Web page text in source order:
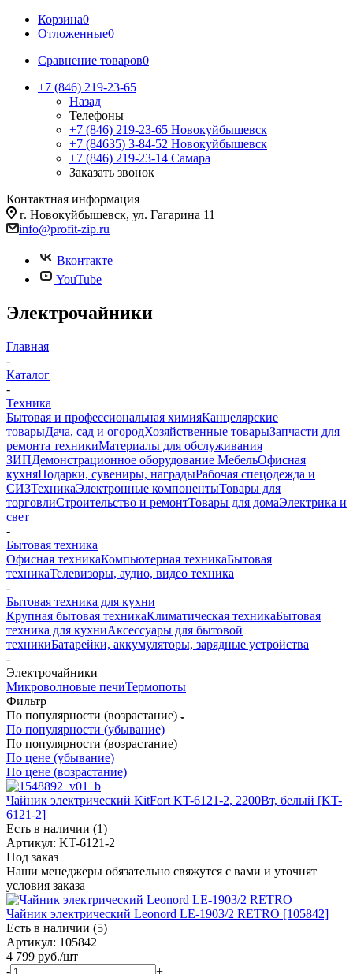
Корзина0
Отложенные0
Сравнение товаров0
+7 (846) 219-23-65
Назад
Телефоны
+7 (846) 219-23-65 Новокуйбышевск
+7 (84635) 3-84-52 Новокуйбышевск
+7 (846) 219-23-14 Самара
Заказать звонок
Контактная информация
г. Новокуйбышевск, ул. Гагарина 11
info@profit-zip.ru
Вконтакте
YouTube
Электрочайники
Главная
-
Каталог
-
Техника
Бытовая и профессиональная химияКанцелярские
товарыДача, сад и огородХозяйственные товарыЗапчасти для
ремонта техникиМатериалы для обслуживания
ЗИПДемонстрационное оборудование МебельОфисная
кухняПодарки, сувениры, наградыРабочая спецодежда и
СИЗТехникаЭлектронные компонентыТовары для
торговлиСтроительство и ремонтТовары для домаЭлектрика и
свет
-
Бытовая техника
Офисная техникаКомпьютерная техникаБытовая
техникаТелевизоры, аудио, видео техника
-
Бытовая техника для кухни
Крупная бытовая техникаКлиматическая техникаБытовая
техника для кухниАксессуары для бытовой
техникиБатарейки, аккумуляторы, зарядные устройства
-
Электрочайники
Микроволновые печиТермопоты
Фильтр
По популярности (возрастание)
По популярности (убывание)
По популярности (возрастание)
По цене (убывание)
По цене (возрастание)
Чайник электрический KitFort KT-6121-2, 2200Вт, белый [KT-
6121-2]
Есть в наличии (1)
Артикул: KT-6121-2
Под заказ
Наши менеджеры обязательно свяжутся с вами и уточнят
условия заказа
Чайник электрический Leonord LE-1903/2 RETRO [105842]
Есть в наличии (5)
Артикул: 105842
4 799 руб./шт
-
+